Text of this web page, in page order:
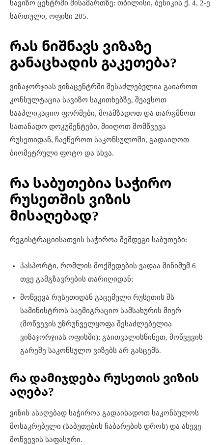
სავიზო ცენტრში მისამართზე: თბილისი, ბესიკის ქ. 4, 2-ე
სართული, ოფისი 205.
რას ნიშნავს ვიზაზე
განაცხადის გაკეთება?
ვიზაჯორჯიას ვიზაცენტრში შესაძლებელია გაიაროთ
კონსულტაცია სავიზო საკითხებზე, შეავსოთ
სააპლიკაციო ფორმები, მოამზადოთ და თარგმნოთ
სათანადო დოკუმენტები, მიიღოთ მომწვევა
რუსეთიდან, ჩაეწეროთ საკონსულოში, გადაიღოთ
ბიომეტრული ფოტო და სხვა.
რა საბუთებია საჭირო
რუსეთშის ვიზის
მისაღებად?
რეგისტრაციისათვის საჭიროა შემდეგი საბუთები:​
პასპორტი, რომლის მოქმედების ვადაა მინიმუმ 6
თვე გამგზავრების თარიღიდან;
მოწვევა რუსეთიდან გაცემული რუსეთის შს
სამინისტროს საემიგრაციო სამსახურის მიერ
(მოწვევის უზრუნველყოფა შესაძლებელია
ვიზაჯორჯიას ოფისში); გაითვალისწინეთ, მოწვევის
გარეშე საკონსულო ვიზებს არ გასცემს.
რა დამიჯდება რუსეთის ვიზის
აღება?
ვიზის ასაღებად საჭიროა გადაიხადოთ საკონსულოს
მოსაკრებელი (საბუთების ჩაბარების დროს) და ასევე
მოწვევის საფასური.